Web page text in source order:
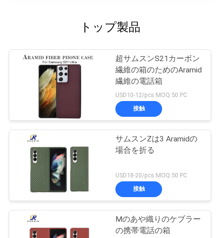
トップ製品
超サムスンS21カーボン
繊維の箱のためのAramid
繊維の電話箱
USD10-12/pcs MOQ:50 PC
接触
サムスンZは3 Aramidの
場合を折る
USD18-20/pcs MOQ:50 PC
接触
Mのあや織りのケブラー
の携帯電話の箱